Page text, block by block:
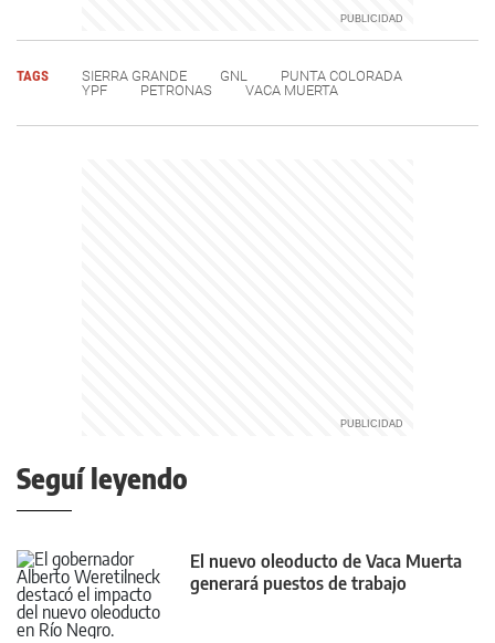
TAGS SIERRA GRANDE GNL
PUNTA COLORADA
YPF
PETRONAS VACA MUERTA
Seguí leyendo
El nuevo oleoducto de Vaca Muerta
generará puestos de trabajo